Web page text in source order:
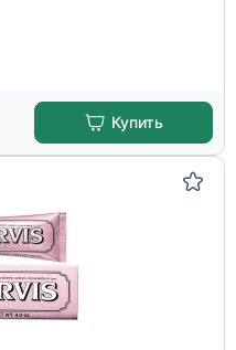
Купить